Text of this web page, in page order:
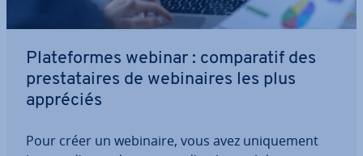
Pla­te­formes webinar : com­pa­ra­tif des
pres­ta­taires de we­bi­naires les plus
appréciés
Pour créer un webinaire, vous avez uni­que­ment